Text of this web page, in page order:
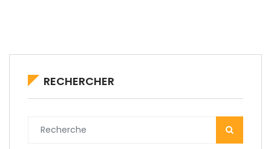
RECHERCHER